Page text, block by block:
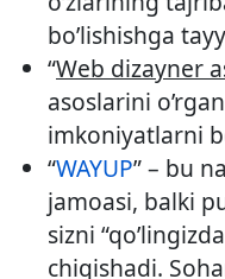
bo’lishishga
“Web dizayner
asoslarini
imkoniyatlarni
“WAYUP” – bu
jamoasi, balki
sizni
chiqishadi.